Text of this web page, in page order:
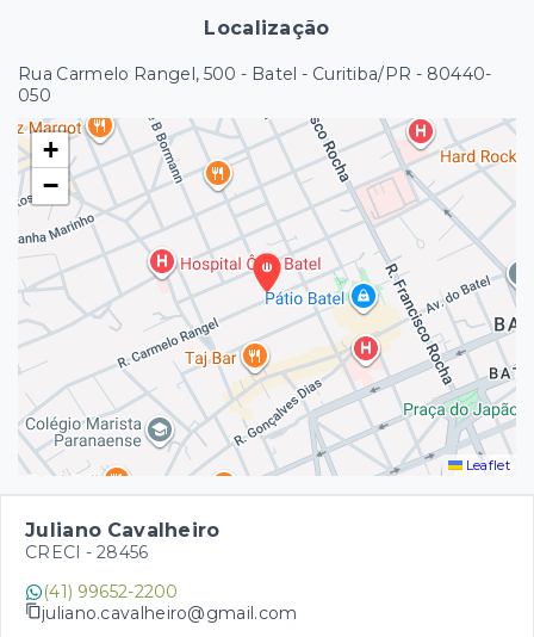
Localização
Rua Carmelo Rangel, 500 - Batel - Curitiba/PR - 80440-
050
+
−
Leaflet
Juliano Cavalheiro
CRECI - 28456
(41) 99652-2200
juliano.cavalheiro@gmail.com